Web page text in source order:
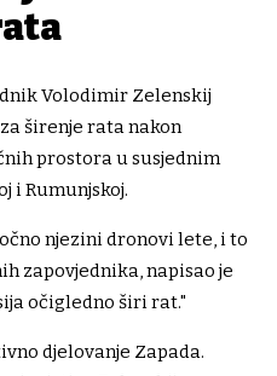
Volodimir Zelenskij
širenje rata nakon
prostora u susjednim
i Rumunjskoj.
njezini dronovi lete, i to
zapovjednika, napisao je
očigledno širi rat."
djelovanje Zapada.